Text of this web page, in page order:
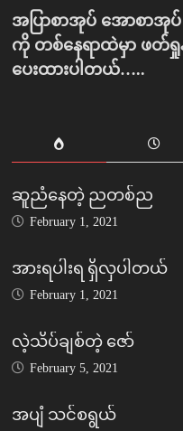
အပြာစာအုပ် အောစာအုပ်
ကို တစ်နေရာထဲမှာ ဖတ်
ပေးထားပါတယ်…..
ဆူညံနေတဲ့ ညတစ်ည
February 1, 2021
အားရပါးရ ရှိလှပါတယ်
February 1, 2021
လဲ့သိပ်ချစ်တဲ့ ဇော်
February 5, 2021
အပျံ သင်စရွယ်